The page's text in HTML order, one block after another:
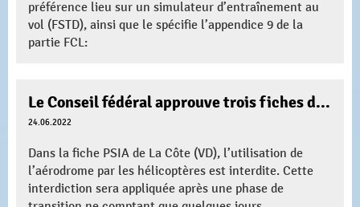
préférence lieu sur un simulateur d’entraînement au
vol (FSTD), ainsi que le spécifie l’appendice 9 de la
partie FCL:
Le Conseil fédéral approuve trois fiches du PSIA concernant des champs d’aviation
24.06.2022
Dans la fiche PSIA de La Côte (VD), l’utilisation de
l’aérodrome par les hélicoptères est interdite. Cette
interdiction sera appliquée après une phase de